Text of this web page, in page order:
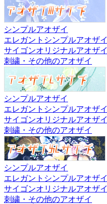
シンプルアオザイ
エレガントシンプルアオザイ
サイゴンオリジナルアオザイ
刺繍・その他のアオザイ
シンプルアオザイ
エレガントシンプルアオザイ
サイゴンオリジナルアオザイ
刺繍・その他のアオザイ
シンプルアオザイ
エレガントシンプルアオザイ
サイゴンオリジナルアオザイ
刺繍・その他のアオザイ